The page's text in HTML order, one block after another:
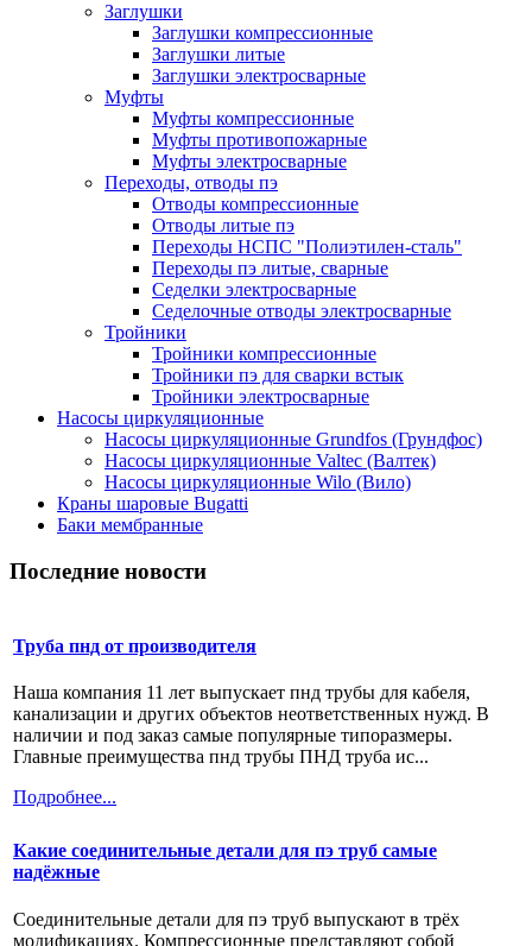
Заглушки
Заглушки компрессионные
Заглушки литые
Заглушки электросварные
Муфты
Муфты компрессионные
Муфты противопожарные
Муфты электросварные
Переходы, отводы пэ
Отводы компрессионные
Отводы литые пэ
Переходы НСПС "Полиэтилен-сталь"
Переходы пэ литые, сварные
Седелки электросварные
Седелочные отводы электросварные
Тройники
Тройники компрессионные
Тройники пэ для сварки встык
Тройники электросварные
Насосы циркуляционные
Насосы циркуляционные Grundfos (Грундфос)
Насосы циркуляционные Valtec (Валтек)
Насосы циркуляционные Wilo (Вило)
Краны шаровые Bugatti
Баки мембранные
Последние новости
Труба пнд от производителя
Наша компания 11 лет выпускает пнд трубы для кабеля,
канализации и других объектов неответственных нужд. В
наличии и под заказ самые популярные типоразмеры.
Главные преимущества пнд трубы ПНД труба ис...
Подробнее...
Какие соединительные детали для пэ труб самые
надёжные
Соединительные детали для пэ труб выпускают в трёх
модификациях. Компрессионные представляют собой